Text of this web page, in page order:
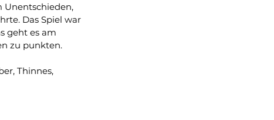
Unentschieden,
Das Spiel war
geht es am
zu punkten.
Thinnes,